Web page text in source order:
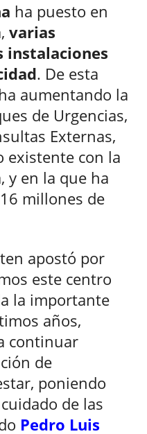
ha puesto en
varias
instalaciones
. De esta
aumentando la
de Urgencias,
Externas,
existente con la
y en la que ha
millones de
apostó por
este centro
la importante
años,
continuar
de
poniendo
de las
Pedro Luis